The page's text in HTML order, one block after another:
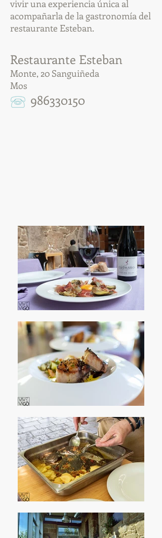
vivir una experiencia única al
acompañarla de la gastronomía del
restaurante Esteban.
Restaurante Esteban
Monte, 20 Sanguiñeda
Mos
986330150